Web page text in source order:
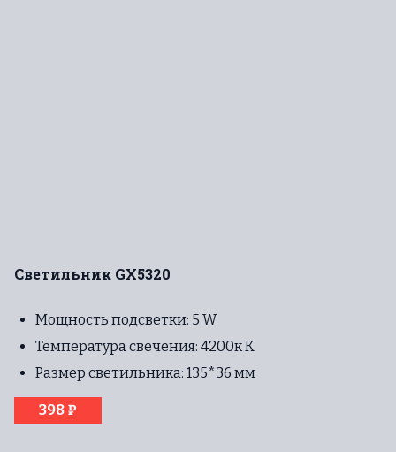
Светильник GX5320
Мощность подсветки: 5 W
Температура свечения: 4200к К
Размер светильника: 135*36 мм
398 ₽